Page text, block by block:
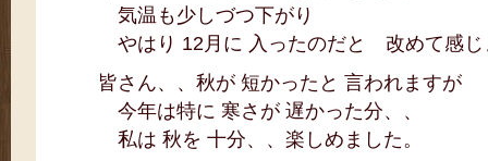
気温も少しづつ下がり
やはり 12月に 入ったのだと 改めて感じ
皆さん、、秋が 短かったと 言われますが
今年は特に 寒さが 遅かった分、、
私は 秋を 十分、、楽しめました。